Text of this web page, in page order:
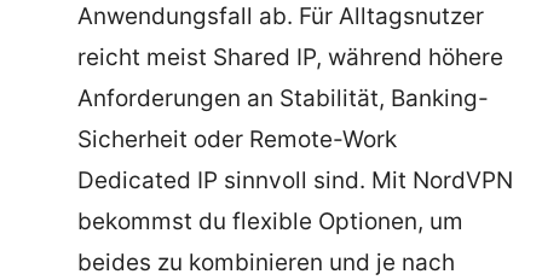
Anwendungsfall ab. Für Alltagsnutzer
reicht meist Shared IP, während höhere
Anforderungen an Stabilität, Banking-
Sicherheit oder Remote-Work
Dedicated IP sinnvoll sind. Mit NordVPN
bekommst du flexible Optionen, um
beides zu kombinieren und je nach